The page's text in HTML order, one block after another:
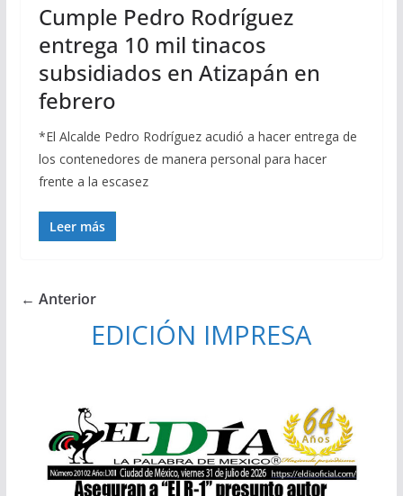
Cumple Pedro Rodríguez
entrega 10 mil tinacos
subsidiados en Atizapán en
febrero
*El Alcalde Pedro Rodríguez acudió a hacer entrega de
los contenedores de manera personal para hacer
frente a la escasez
Leer más
← Anterior
EDICIÓN IMPRESA